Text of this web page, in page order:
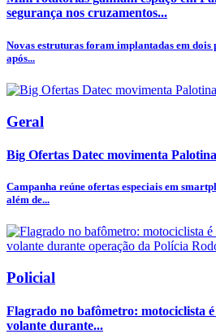
segurança nos cruzamentos...
Novas estruturas foram implantadas em dois
após...
Geral
Big Ofertas Datec movimenta Palotina
Campanha reúne ofertas especiais em
além de...
Policial
Flagrado no bafômetro: motociclista
volante durante...